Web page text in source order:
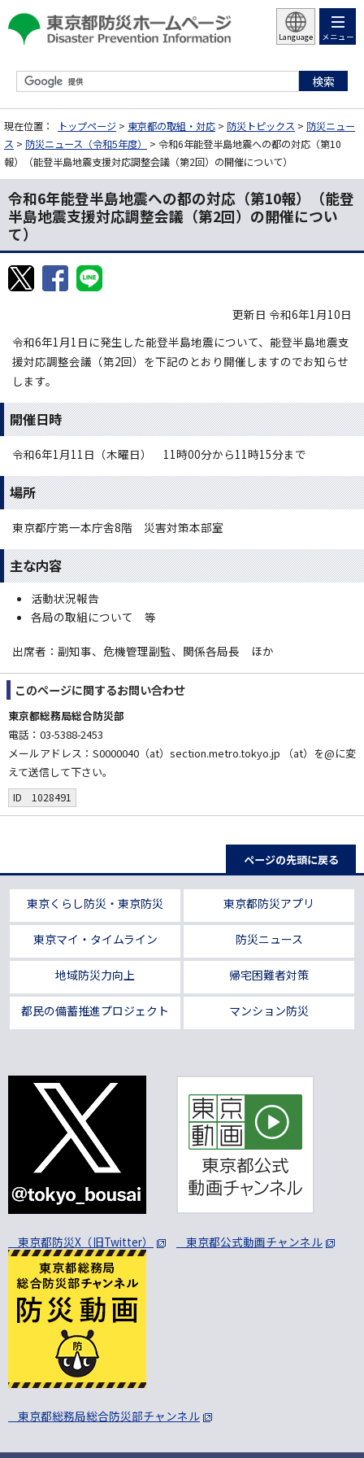
Language メニュー
現在位置： トップページ > 東京都の取組・対応 > 防災トピックス > 防災ニュー
ス > 防災ニュース（令和5年度）
> 令和6年能登半島地震への都の対応（第10
報）（能登半島地震支援対応調整会議（第2回）の開催について）
令和6年能登半島地震への都の対応（第10報）（能登
半島地震支援対応調整会議（第2回）の開催につい
て）
更新日 令和6年1月10日
令和6年1月1日に発生した能登半島地震について、能登半島地震支
援対応調整会議（第2回）を下記のとおり開催しますのでお知らせ
します。
開催日時
令和6年1月11日（木曜日） 11時00分から11時15分まで
場所
東京都庁第一本庁舎8階 災害対策本部室
主な内容
活動状況報告
各局の取組について 等
出席者：副知事、危機管理副監、関係各局長 ほか
このページに関するお問い合わせ
東京都総務局総合防災部
電話：03-5388-2453
メールアドレス：S0000040（at）section.metro.tokyo.jp （at）を@に変
えて送信して下さい。
ID 1028491
ページの先頭に戻る
東京くらし防災・東京防災 東京都防災アプリ
東京マイ・タイムライン 防災ニュース
地域防災力向上 帰宅困難者対策
都民の備蓄推進プロジェクト マンション防災
東京都防災X（旧Twitter） 東京都公式動画チャンネル
東京都総務局総合防災部チャンネル